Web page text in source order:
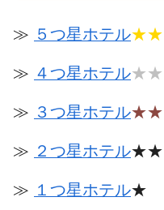
≫ ５つ星ホテル
≫ ４つ星ホテル
≫ ３つ星ホテル
≫ ２つ星ホテル★★
≫ １つ星ホテル★